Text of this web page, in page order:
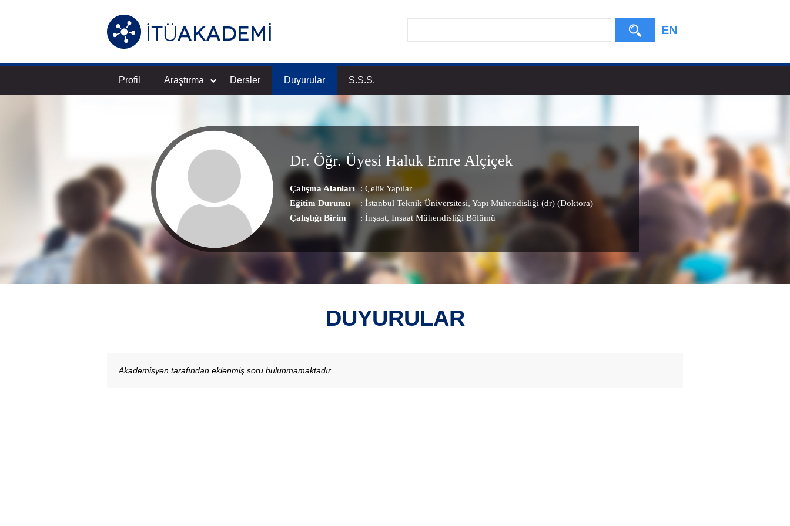
EN
Profil Araştırma Dersler Duyurular S.S.S.
Dr. Öğr. Üyesi Haluk Emre Alçiçek
Çalışma Alanları : Çelik Yapılar
Eğitim Durumu
: İstanbul Teknik Üniversitesi, Yapı Mühendisliği (dr) (Doktora)
Çalıştığı Birim
: İnşaat, İnşaat Mühendisliği Bölümü
DUYURULAR
Akademisyen tarafından eklenmiş soru bulunmamaktadır.